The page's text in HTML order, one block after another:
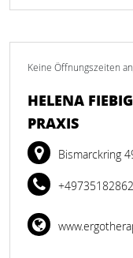
Keine Öffnungszeiten
HELENA
PRAXIS
Bismarckring